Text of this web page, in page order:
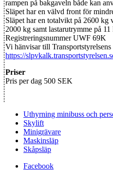
rampen på bakgaveln både kan
Släpet har en välvd front för
Släpet har en totalvikt på 2600 kg
2000 kg samt lastarutrymme på 11
Registreringsnummer UWF 69K
Vi hänvisar till
https://
Priser
Pris per dag 500 SEK
Uthyrning minibuss och
Skylift
Minigrävare
Maskinsläp
Skåpsläp
Facebook